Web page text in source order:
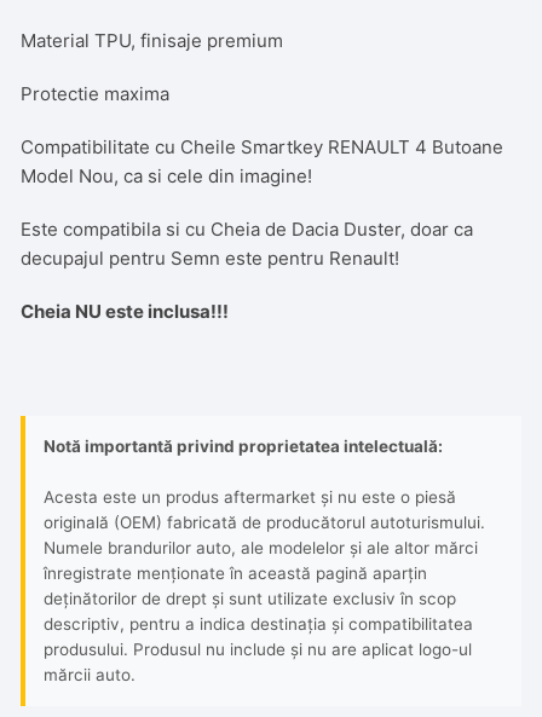
Material TPU, finisaje premium
Protectie maxima
Compatibilitate cu Cheile Smartkey RENAULT 4 Butoane
Model Nou, ca si cele din imagine!
Este compatibila si cu Cheia de Dacia Duster, doar ca
decupajul pentru Semn este pentru Renault!
Cheia NU este inclusa!!!
Notă importantă privind proprietatea intelectuală:
Acesta este un produs aftermarket și nu este o piesă
originală (OEM) fabricată de producătorul autoturismului.
Numele brandurilor auto, ale modelelor și ale altor mărci
înregistrate menționate în această pagină aparțin
deținătorilor de drept și sunt utilizate exclusiv în scop
descriptiv, pentru a indica destinația și compatibilitatea
produsului. Produsul nu include și nu are aplicat logo-ul
mărcii auto.